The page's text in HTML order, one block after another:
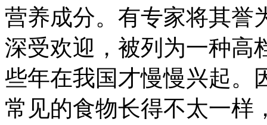
营养成分。有专家将其誉
深受欢迎，被列为一种高
些年在我国才慢慢兴起。
常见的食物长得不太一样